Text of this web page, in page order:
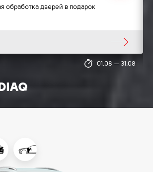
обработка дверей в подарок
01.08 — 31.08